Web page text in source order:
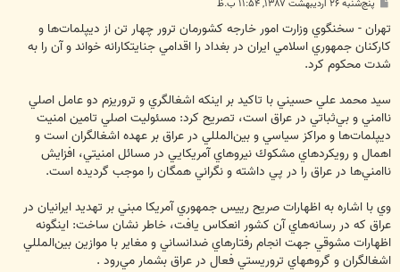
س
ت
پنج‌شنبه ۲۶ اردیبهشت ۱۳۸۷, ۱۱:۵۴ ب.ظ
تهران - سخنگوي وزارت امور خارجه كشورمان ترور چهار تن از ديپلمات‌ها و
كاركنان جمهوري اسلامي ايران در بغداد را اقدامي جنايتكارانه خواند و آن را به
شدت محكوم كرد.
سيد محمد علي حسيني با تاكيد بر اينكه اشغالگري و تروريزم دو عامل اصلي
ناامني و بي‌ثباتي در عراق است، تصريح كرد: مسئوليت اصلي تامين امنيت
ديپلمات‌ها و مراكز سياسي و بين‌المللي در عراق بر عهده اشغالگران است و
اهمال و رويكردهاي مشكوك نيروهاي آمريكايي در مسائل امنيتي، افزايش
ناامني‌ها در عراق را در پي داشته و نگراني همگان را موجب گرديده است.
وي با اشاره به اظهارات صريح رييس جمهوري آمريكا مبني بر تهديد ايرانيان در
عراق كه در رسانه‌هاي آن كشور انعكاس يافت، خاطر نشان ساخت: اينگونه
اظهارات مشوقي جهت انجام رفتارهاي ضدانساني و مغاير با موازين بين‌المللي
اشغالگران و گروههاي تروريستي فعال در عراق بشمار مي‌رود .